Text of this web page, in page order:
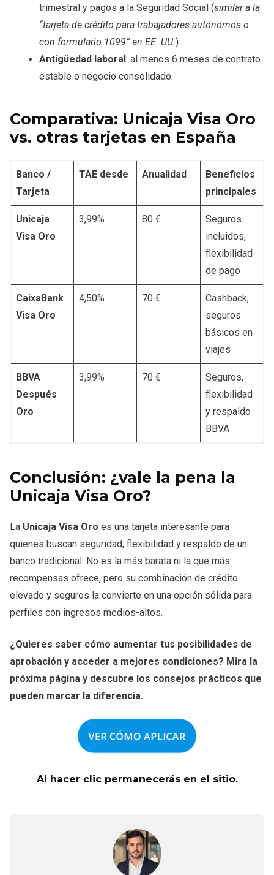
trimestral y pagos a la Seguridad Social (similar a la
“tarjeta de crédito para trabajadores autónomos o
con formulario 1099” en EE. UU.).
Antigüedad laboral: al menos 6 meses de contrato
estable o negocio consolidado.
Comparativa: Unicaja Visa Oro
vs. otras tarjetas en España
Banco /
Tarjeta
TAE desde Anualidad
Beneficios
principales
Unicaja
Visa Oro
3,99% 80 €
Seguros
incluidos,
flexibilidad
de pago
CaixaBank
Visa Oro
4,50% 70 €
Cashback,
seguros
básicos en
viajes
BBVA
Después
Oro
3,99% 70 €
Seguros,
flexibilidad
y respaldo
BBVA
Conclusión: ¿vale la pena la
Unicaja Visa Oro?
La Unicaja Visa Oro es una tarjeta interesante para
quienes buscan seguridad, flexibilidad y respaldo de un
banco tradicional. No es la más barata ni la que más
recompensas ofrece, pero su combinación de crédito
elevado y seguros la convierte en una opción sólida para
perfiles con ingresos medios-altos.
¿Quieres saber cómo aumentar tus posibilidades de
aprobación y acceder a mejores condiciones? Mira la
próxima página y descubre los consejos prácticos que
pueden marcar la diferencia.
VER CÓMO APLICAR
Al hacer clic permanecerás en el sitio.